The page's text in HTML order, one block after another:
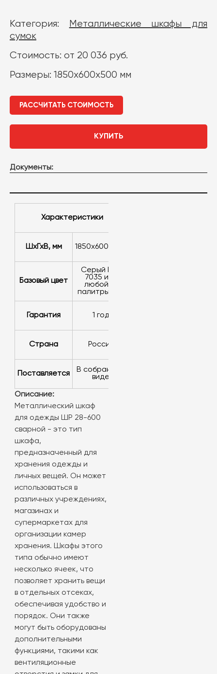
Категория:
Металлические шкафы для
сумок
Стоимость: от 20 036 руб.
Размеры: 1850х600х500 мм
РАССЧИТАТЬ СТОИМОСТЬ
КУПИТЬ
Документы:
Характеристики
ШхГхВ, мм 1850х600х500
базовый цвет
серый RAL
7035 или
любой из
палитры RAL
Гарантия 1 год
Страна Россия
Поставляется
в собранном
виде
Описание:
Металлический шкаф
для одежды ШР 28-600
сварной - это тип
шкафа,
предназначенный для
хранения одежды и
личных вещей. Он может
использоваться в
различных учреждениях,
магазинах и
супермаркетах для
организации камер
хранения. Шкафы этого
типа обычно имеют
несколько ячеек, что
позволяет хранить вещи
в отдельных отсеках,
обеспечивая удобство и
порядок. Они также
могут быть оборудованы
дополнительными
функциями, такими как
вентиляционные